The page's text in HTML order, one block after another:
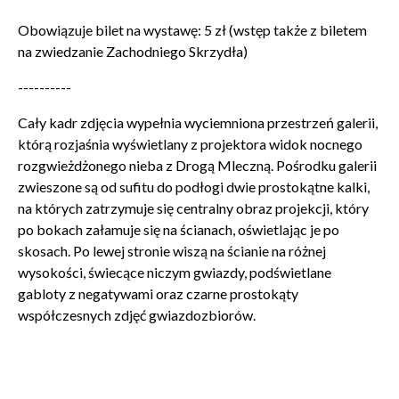
Wyrażam zgodę na przetwarzanie danych osobowych
Administratorem danych osobowych jest Centrum
Kultury ZAMEK z siedzibą w Poznaniu. Zapoznałem/am
się z informacjami dotyczącymi przetwarzania danych
osobowych, które są zawarte wPolityce prywatności.
WYŚLIJ
Obowiązuje bilet na wystawę: 5 zł (wstęp także z biletem
na zwiedzanie Zachodniego Skrzydła)
----------
Cały kadr zdjęcia wypełnia wyciemniona przestrzeń galerii,
którą rozjaśnia wyświetlany z projektora widok nocnego
rozgwieżdżonego nieba z Drogą Mleczną. Pośrodku galerii
zwieszone są od sufitu do podłogi dwie prostokątne kalki,
na których zatrzymuje się centralny obraz projekcji, który
po bokach załamuje się na ścianach, oświetlając je po
skosach. Po lewej stronie wiszą na ścianie na różnej
wysokości, świecące niczym gwiazdy, podświetlane
gabloty z negatywami oraz czarne prostokąty
współczesnych zdjęć gwiazdozbiorów.